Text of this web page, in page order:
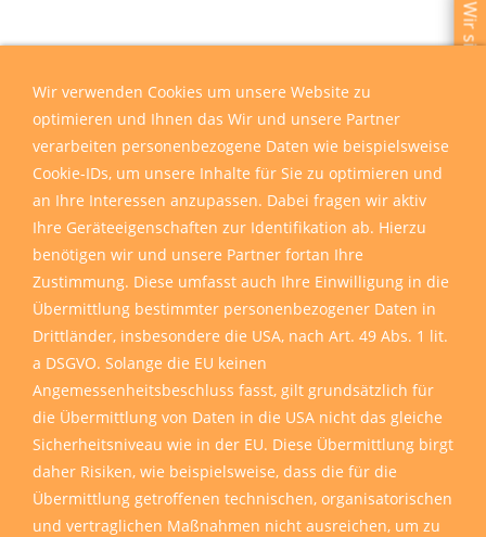
Wir sind für Sie da
Wir verwenden Cookies um unsere Website zu
optimieren und Ihnen das Wir und unsere Partner
verarbeiten personenbezogene Daten wie beispielsweise
Cookie-IDs, um unsere Inhalte für Sie zu optimieren und
an Ihre Interessen anzupassen. Dabei fragen wir aktiv
Ihre Geräteeigenschaften zur Identifikation ab. Hierzu
benötigen wir und unsere Partner fortan Ihre
Zustimmung. Diese umfasst auch Ihre Einwilligung in die
Übermittlung bestimmter personenbezogener Daten in
Drittländer, insbesondere die USA, nach Art. 49 Abs. 1 lit.
a DSGVO. Solange die EU keinen
Angemessenheitsbeschluss fasst, gilt grundsätzlich für
die Übermittlung von Daten in die USA nicht das gleiche
Sicherheitsniveau wie in der EU. Diese Übermittlung birgt
daher Risiken, wie beispielsweise, dass die für die
Übermittlung getroffenen technischen, organisatorischen
und vertraglichen Maßnahmen nicht ausreichen, um zu